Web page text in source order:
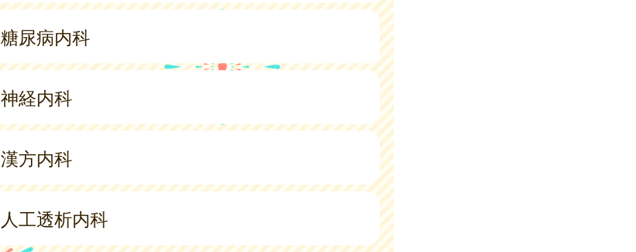
糖尿病内科
神経内科
漢方内科
人工透析内科